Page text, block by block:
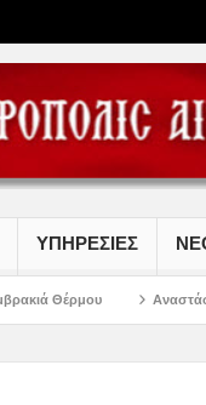
ΥΠΗΡΕΣΙΕΣ
Αναστάσιμος Εσπερινός